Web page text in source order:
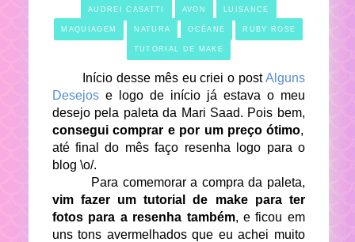
AUDREI CASATTI AVON LUISANCE
MAQUIAGEM NATURA OCÉANE RUBY ROSE
TUTORIAL DE MAKE
Início desse mês eu criei o postAlguns
Desejose logo de início já estava o meu
desejo pela paleta da Mari Saad. Pois bem,
consegui comprar e por um preço ótimo,
até final do mês faço resenha logo para o
blog \o/.
Para comemorar a compra da paleta,
vim fazer um tutorial de make para ter
fotos para a resenha também, e ficou em
uns tons avermelhados que eu achei muito